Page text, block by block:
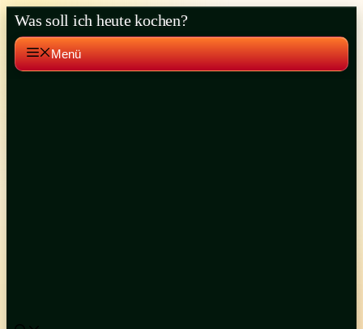
Zum
Inhalt
springen
Was soll ich heute kochen?
Menü